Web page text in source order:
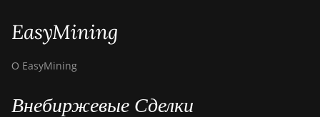
EasyMining
О EasyMining
Внебиржевые Сделки